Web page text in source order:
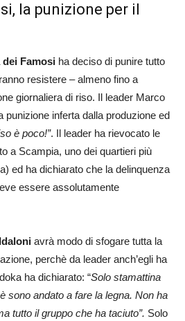
la punizione per il
dei Famosi ha deciso di punire tutto
resistere – almeno fino a
giornaliera di riso. Il leader Marco
punizione inferta dalla produzione ed
è poco!”. Il leader ha rievocato le
a Scampia, uno dei quartieri più
ed ha dichiarato che la delinquenza
essere assolutamente
avrà modo di sfogare tutta la
perchè da leader anch’egli ha
ha dichiarato: “Solo stamattina
sono andato a fare la legna. Non ha
tutto il gruppo che ha taciuto”. Solo